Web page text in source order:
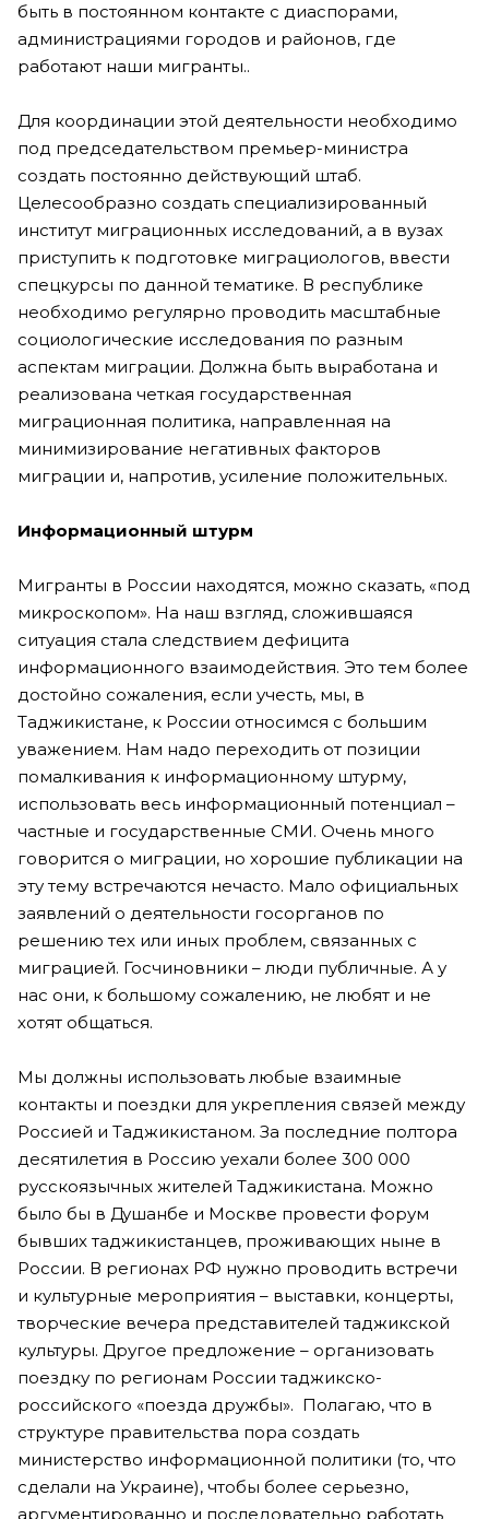
быть в постоянном контакте с диаспорами,
администрациями городов и районов, где
работают наши мигранты..
Для координации этой деятельности необходимо
под председательством премьер-министра
создать постоянно действующий штаб.
Целесообразно создать специализированный
институт миграционных исследований, а в вузах
приступить к подготовке миграциологов, ввести
спецкурсы по данной тематике. В республике
необходимо регулярно проводить масштабные
социологические исследования по разным
аспектам миграции. Должна быть выработана и
реализована четкая государственная
миграционная политика, направленная на
минимизирование негативных факторов
миграции и, напротив, усиление положительных.
Информационный штурм
Мигранты в России находятся, можно сказать, «под
микроскопом». На наш взгляд, сложившаяся
ситуация стала следствием дефицита
информационного взаимодействия. Это тем более
достойно сожаления, если учесть, мы, в
Таджикистане, к России относимся с большим
уважением. Нам надо переходить от позиции
помалкивания к информационному штурму,
использовать весь информационный потенциал –
частные и государственные СМИ. Очень много
говорится о миграции, но хорошие публикации на
эту тему встречаются нечасто. Мало официальных
заявлений о деятельности госорганов по
решению тех или иных проблем, связанных с
миграцией. Госчиновники – люди публичные. А у
нас они, к большому сожалению, не любят и не
хотят общаться.
Мы должны использовать любые взаимные
контакты и поездки для укрепления связей между
Россией и Таджикистаном. За последние полтора
десятилетия в Россию уехали более 300 000
русскоязычных жителей Таджикистана. Можно
было бы в Душанбе и Москве провести форум
бывших таджикистанцев, проживающих ныне в
России. В регионах РФ нужно проводить встречи
и культурные мероприятия – выставки, концерты,
творческие вечера представителей таджикской
культуры. Другое предложение – организовать
поездку по регионам России таджикско-
российского «поезда дружбы». Полагаю, что в
структуре правительства пора создать
министерство информационной политики (то, что
сделали на Украине), чтобы более серьезно,
аргументированно и последовательно работать